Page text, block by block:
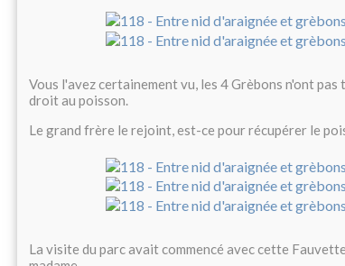
Vous l'avez certainement vu, les 4 Grèbons n'ont
droit au poisson.
Le grand frère le rejoint, est-ce pour récupérer le
La visite du parc avait commencé avec cette